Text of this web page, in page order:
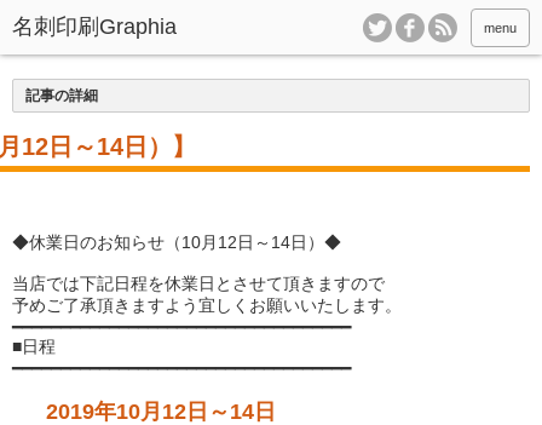
menu
記事の詳細
12日～14日）】
◆休業日のお知らせ（10月12日～14日）◆
当店では下記日程を休業日とさせて頂きますので
予めご了承頂きますよう宜しくお願いいたします。
━━━━━━━━━━━━━━━━━━━━━━━━━━━━━━━━━━━
■日程
━━━━━━━━━━━━━━━━━━━━━━━━━━━━━━━━━━━
2019年10月12日～14日